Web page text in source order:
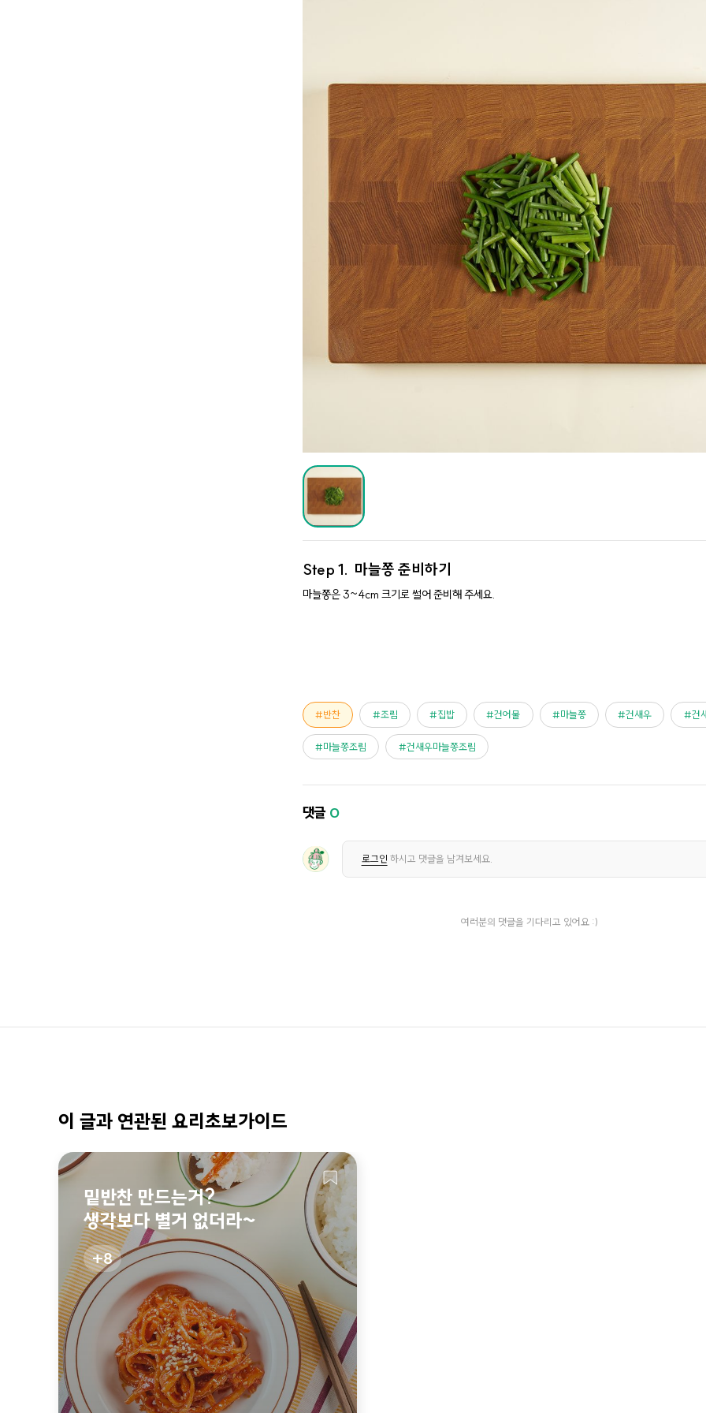
Step 1. 마늘쫑 준비하기
마늘쫑은 3~4cm 크기로 썰어 준비해 주세요.
반찬 조림 집밥 건어물 마늘쫑 건새우 건
마늘쫑조림 건새우마늘쫑조림
댓글 0
로그인 하시고 댓글을 남겨보세요.
여러분의 댓글을 기다리고 있어요 :)
이 글과 연관된 요리초보가이드
밑반찬 만드는거?
생각보다 별거 없더라~
8